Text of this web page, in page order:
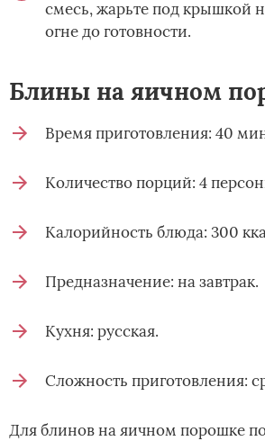
смесь, жарьте под крышкой
огне до готовности.
Блины на яичном
Время приготовления: 40
Количество порций: 4
Калорийность блюда: 300
Предназначение: на завтрак.
Кухня: русская.
Сложность приготовления:
Для блинов на яичном порошке